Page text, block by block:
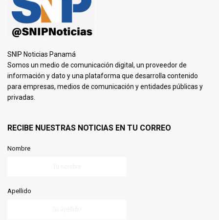
SNIP Noticias Panamá
Somos un medio de comunicación digital, un proveedor de
información y dato y una plataforma que desarrolla contenido
para empresas, medios de comunicación y entidades públicas y
privadas.
RECIBE NUESTRAS NOTICIAS EN TU CORREO
Nombre
Apellido